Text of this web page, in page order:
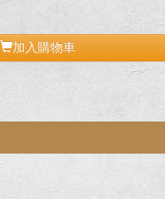
加入購物車